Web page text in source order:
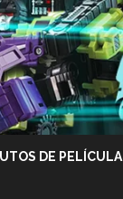
DE PELÍCULA